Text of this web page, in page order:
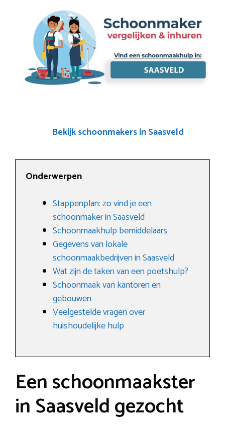
Bekijk schoonmakers in Saasveld
Onderwerpen
Stappenplan: zo vind je een
schoonmaker in Saasveld
Schoonmaakhulp bemiddelaars
Gegevens van lokale
schoonmaakbedrijven in Saasveld
Wat zijn de taken van een poetshulp?
Schoonmaak van kantoren en
gebouwen
Veelgestelde vragen over
huishoudelijke hulp
Een schoonmaakster
in Saasveld gezocht